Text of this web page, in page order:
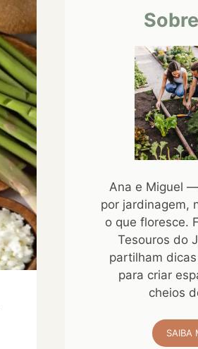
Ana e Miguel
por jardinagem,
o que floresce.
Tesouros do
partilham
para criar
cheios
SAIBA